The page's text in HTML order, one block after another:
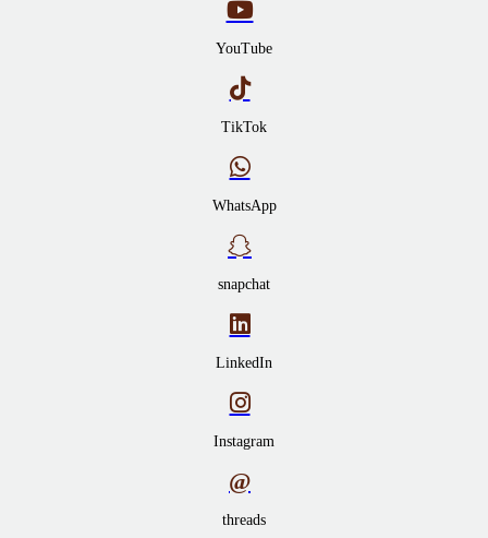
YouTube
TikTok
WhatsApp
snapchat
LinkedIn
Instagram
threads